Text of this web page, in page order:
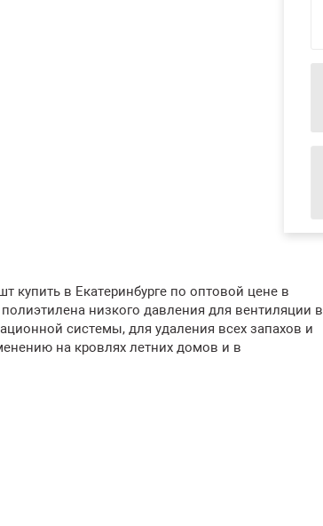
в Екатеринбурге по оптовой цене в
низкого давления для вентиляции в
системы, для удаления всех запахов и
на кровлях летних домов и в